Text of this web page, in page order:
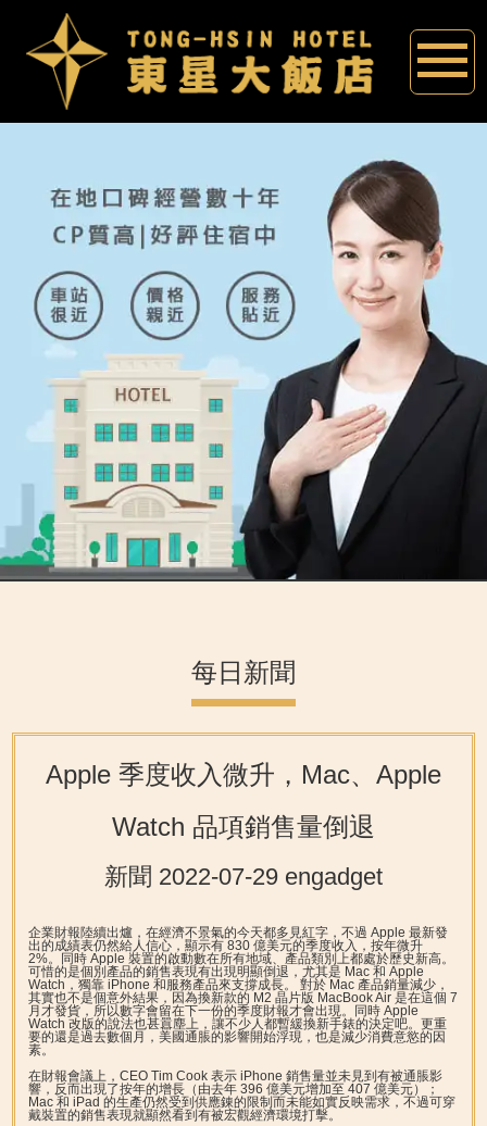
每日新聞
Apple 季度收入微升，Mac、Apple
Watch 品項銷售量倒退
新聞 2022-07-29 engadget
企業財報陸續出爐，在經濟不景氣的今天都多見紅字，不過 Apple 最新發
出的成績表仍然給人信心，顯示有 830 億美元的季度收入，按年微升
2%。同時 Apple 裝置的啟動數在所有地域、產品類別上都處於歷史新高。
可惜的是個別產品的銷售表現有出現明顯倒退，尤其是 Mac 和 Apple
Watch，獨靠 iPhone 和服務產品來支撐成長。對於 Mac 產品銷量減少，
其實也不是個意外結果，因為換新款的 M2 晶片版 MacBook Air 是在這個 7
月才發貨，所以數字會留在下一份的季度財報才會出現。同時 Apple
Watch 改版的說法也甚囂塵上，讓不少人都暫緩換新手錶的決定吧。更重
要的還是過去數個月，美國通脹的影響開始浮現，也是減少消費意慾的因
素。
在財報會議上，CEO Tim Cook 表示 iPhone 銷售量並未見到有被通脹影
響，反而出現了按年的增長（由去年 396 億美元增加至 407 億美元）；
Mac 和 iPad 的生產仍然受到供應錬的限制而未能如實反映需求，不過可穿
戴裝置的銷售表現就顯然看到有被宏觀經濟環境打擊。